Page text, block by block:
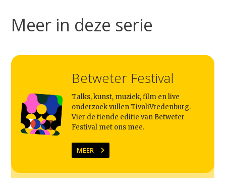
Artikelen
Meer in deze serie
Betweter Festival
Talks, kunst, muziek, film en live
onderzoek vullen TivoliVredenburg.
Vier de tiende editie van Betweter
Festival met ons mee.
MEER